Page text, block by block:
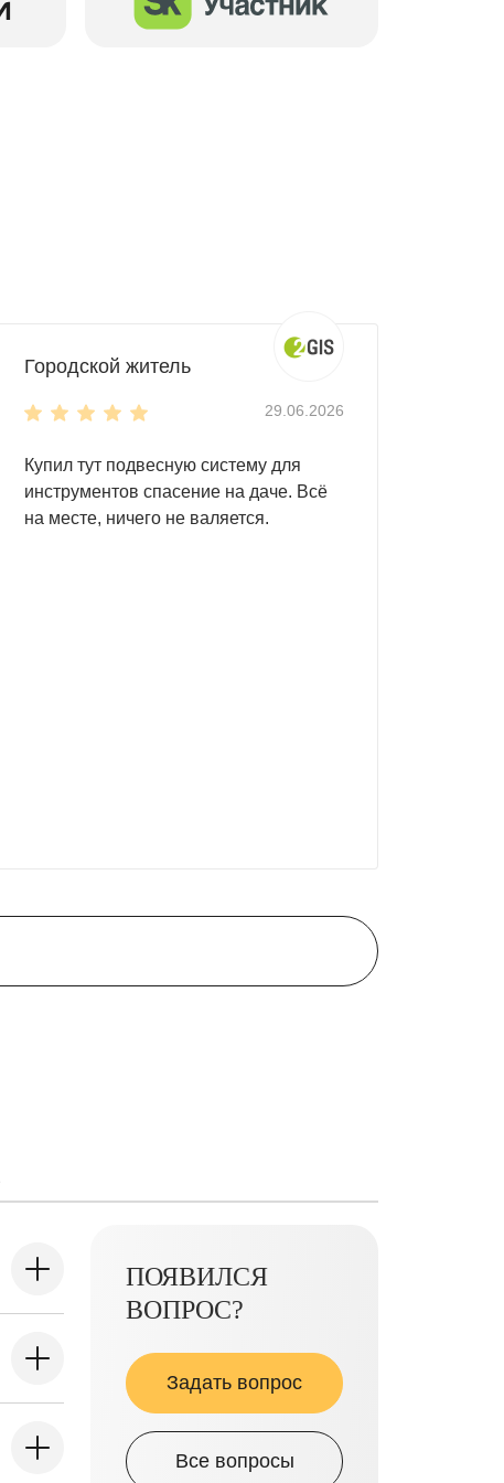
Городской житель
29.06.2026
Купил тут подвесную систему для
инструментов спасение на даче. Всё
на месте, ничего не валяется.
ПОЯВИЛСЯ
ВОПРОС?
Задать вопрос
Все вопросы